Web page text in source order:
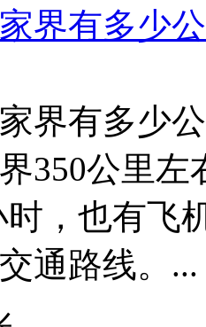
界有多少
界有多少
350公里
时，也有飞
通路线。...